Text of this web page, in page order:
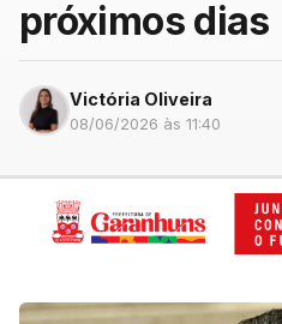
próximos dias
Victória Oliveira
08/06/2026 às 11:40